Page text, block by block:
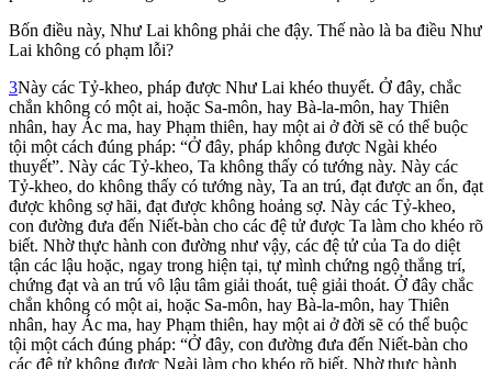
Bốn điều này, Như Lai không phải che đậy. Thế nào là ba điều Như
Lai không có phạm lỗi?
3Này các Tỷ-kheo, pháp được Như Lai khéo thuyết. Ở đây, chắc
chắn không có một ai, hoặc Sa-môn, hay Bà-la-môn, hay Thiên
nhân, hay Ác ma, hay Phạm thiên, hay một ai ở đời sẽ có thể buộc
tội một cách đúng pháp: “Ở đây, pháp không được Ngài khéo
thuyết”. Này các Tỷ-kheo, Ta không thấy có tướng này. Này các
Tỷ-kheo, do không thấy có tướng này, Ta an trú, đạt được an ổn, đạt
được không sợ hãi, đạt được không hoảng sợ. Này các Tỷ-kheo,
con đường đưa đến Niết-bàn cho các đệ tử được Ta làm cho khéo rõ
biết. Nhờ thực hành con đường như vậy, các đệ tử của Ta do diệt
tận các lậu hoặc, ngay trong hiện tại, tự mình chứng ngộ thắng trí,
chứng đạt và an trú vô lậu tâm giải thoát, tuệ giải thoát. Ở đây chắc
chắn không có một ai, hoặc Sa-môn, hay Bà-la-môn, hay Thiên
nhân, hay Ác ma, hay Phạm thiên, hay một ai ở đời sẽ có thể buộc
tội một cách đúng pháp: “Ở đây, con đường đưa đến Niết-bàn cho
các đệ tử không được Ngài làm cho khéo rõ biết. Nhờ thực hành